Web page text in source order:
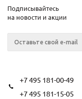
Подписывайтесь
на новости и акции
+7 495 181-00-49
+7 495 181-15-05